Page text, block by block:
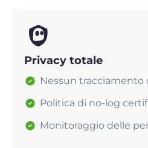
Privacy totale
Nessun tracciamento
Politica di no-log
Monitoraggio delle